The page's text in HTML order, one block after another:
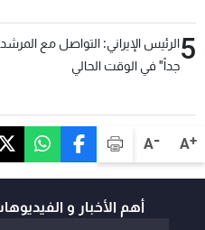
A+
A-
5الرئيس الإيراني: التواصل مع
جداً" في الوقت الحالي
أهم الأخبار و